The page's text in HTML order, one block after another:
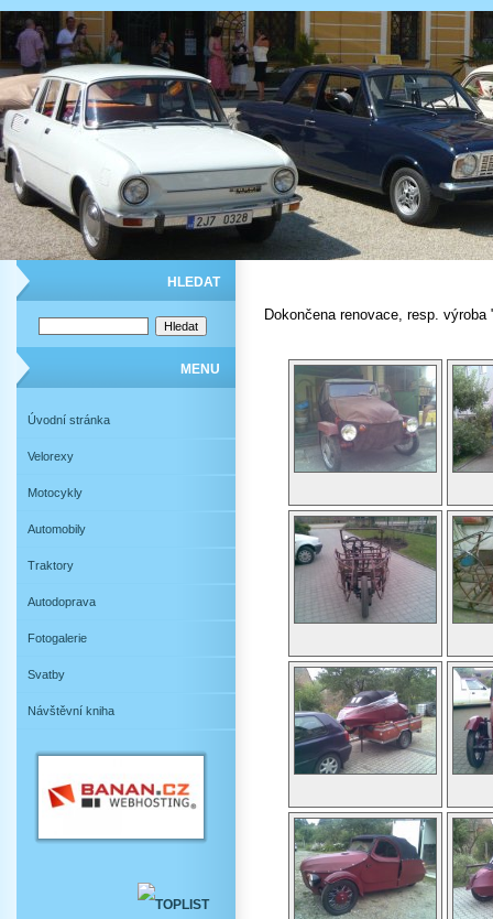
HLEDAT
MENU
Úvodní stránka
Velorexy
Motocykly
Automobily
Traktory
Autodoprava
Fotogalerie
Svatby
Návštěvní kniha
Dokončena renovace, resp.